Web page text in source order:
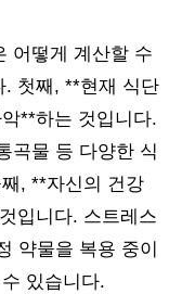
어떻게 계산할 수
. 첫째, **현재 식단
**하는 것입니다.
곡물 등 다양한 식
, **자신의 건강
입니다. 스트레스
약물을 복용 중이
있습니다.